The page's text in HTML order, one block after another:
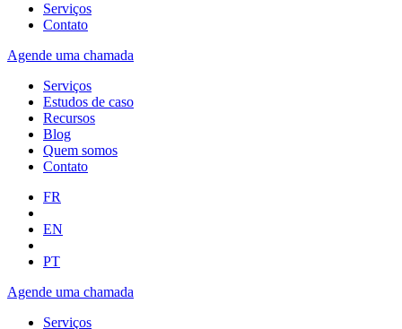
Serviços
Contato
Agende uma chamada
Serviços
Estudos de caso
Recursos
Blog
Quem somos
Contato
FR
EN
PT
Agende uma chamada
Serviços